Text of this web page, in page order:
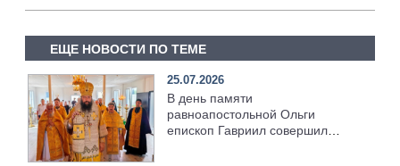
ЕЩЕ НОВОСТИ ПО ТЕМЕ
25.07.2026
В день памяти
равноапостольной Ольги
епископ Гавриил совершил